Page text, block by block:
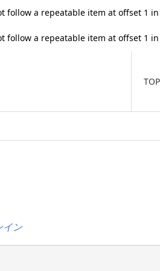
follow a repeatable item at offset 1 in
follow a repeatable item at offset 1 in
TOP
イン